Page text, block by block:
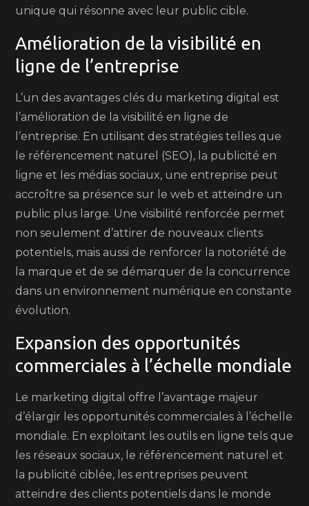
unique qui résonne avec leur public cible.
Amélioration de la visibilité en
ligne de l’entreprise
L’un des avantages clés du marketing digital est
l’amélioration de la visibilité en ligne de
l’entreprise. En utilisant des stratégies telles que
le référencement naturel (SEO), la publicité en
ligne et les médias sociaux, une entreprise peut
accroître sa présence sur le web et atteindre un
public plus large. Une visibilité renforcée permet
non seulement d’attirer de nouveaux clients
potentiels, mais aussi de renforcer la notoriété de
la marque et de se démarquer de la concurrence
dans un environnement numérique en constante
évolution.
Expansion des opportunités
commerciales à l’échelle mondiale
Le marketing digital offre l’avantage majeur
d’élargir les opportunités commerciales à l’échelle
mondiale. En exploitant les outils en ligne tels que
les réseaux sociaux, le référencement naturel et
la publicité ciblée, les entreprises peuvent
atteindre des clients potentiels dans le monde